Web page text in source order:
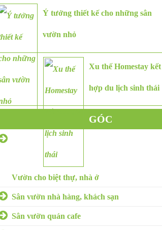
Ý tưởng thiết kế cho những sân
vườn nhỏ
Xu thế Homestay kết
hợp du lịch sinh thái
GÓC
Vườn cho biệt thự, nhà ở
Sân vườn nhà hàng, khách sạn
Sân vườn quán cafe